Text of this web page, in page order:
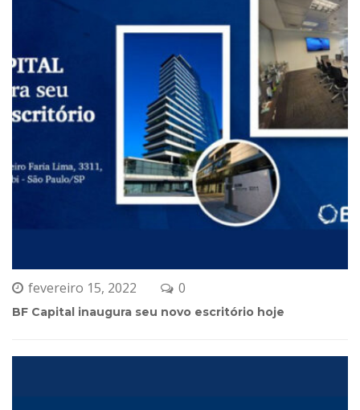
fevereiro 15, 2022 0
BF Capital inaugura seu novo escritório hoje